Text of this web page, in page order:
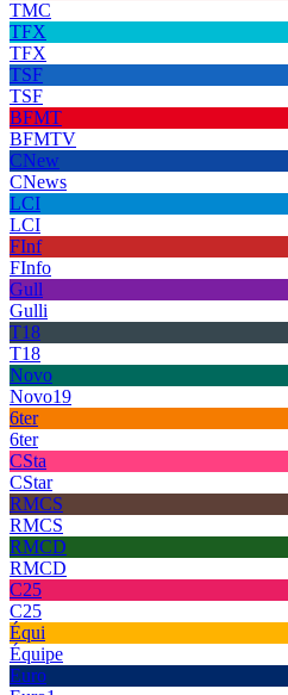
TMC
TFX
TFX
TSF
TSF
BFMT
BFMTV
CNew
CNews
LCI
LCI
FInf
FInfo
Gull
Gulli
T18
T18
Novo
Novo19
6ter
6ter
CSta
CStar
RMCS
RMCS
RMCD
RMCD
C25
C25
Équi
Équipe
Euro